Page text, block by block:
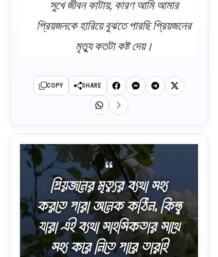
সুখে জীবন কাটায়, কারণ আমি আমার
প্রিয়জনকে হারিয়ে বুঝতে পারছি প্রিয়জনের
মৃত্যু কতটা কষ্ট দেয়।
COPY SHARE
প্রিয়জনের মৃত্যুর ব্যথা সহ্য
করতে পারা অনেক কঠিন, কিন্তু
যারা এই ব্যথা সাহসিকতার সাথে
সহ্য করে নিতে পারে তারাই